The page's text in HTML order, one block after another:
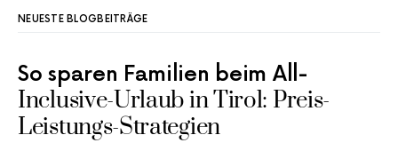
NEUESTE BLOGBEITRÄGE
So sparen Familien beim All-
Inclusive-Urlaub in Tirol: Preis-
Leistungs-Strategien